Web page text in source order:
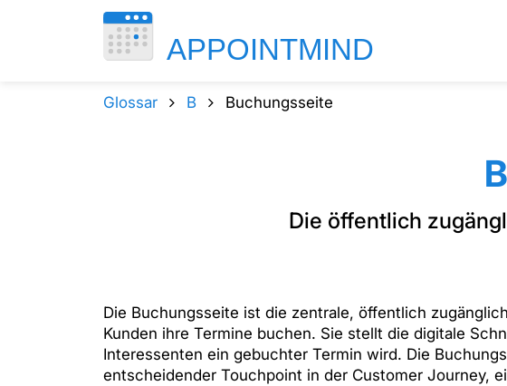
Glossar B Buchungsseite
Die öffentlich
Die Buchungsseite ist die zentrale, öffentlich
Kunden ihre Termine buchen. Sie stellt die digitale
Interessenten ein gebuchter Termin wird. Die
entscheidender Touchpoint in der Customer Journey,